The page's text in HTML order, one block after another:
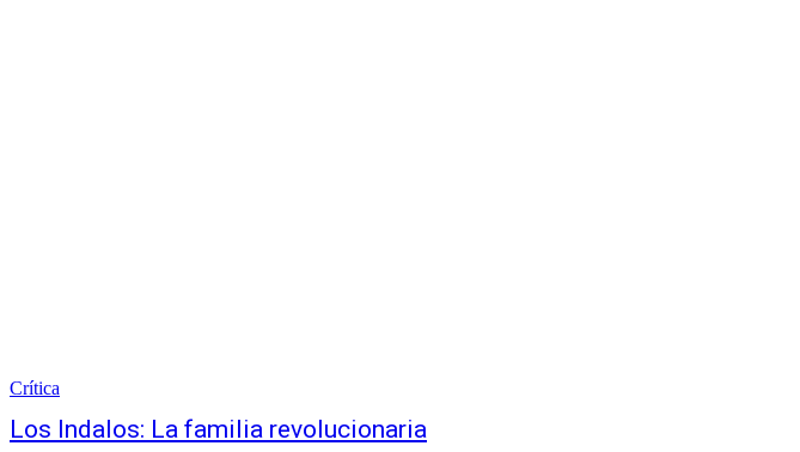
Crítica
Los Indalos: La familia revolucionaria